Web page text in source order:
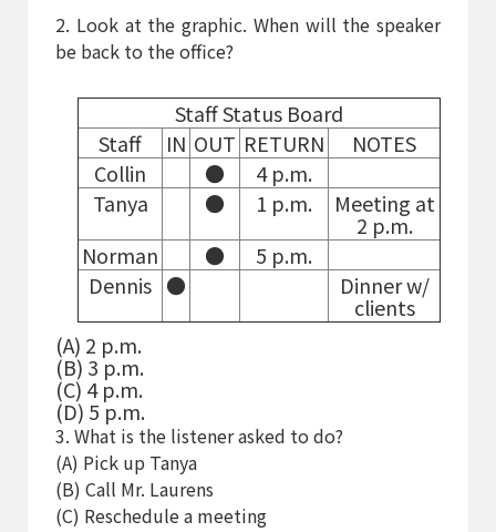
2. Look at the graphic. When will the speaker
be back to the office?
Staff Status Board
Staff
IN OUT RETURN
NOTES
Collin
●
4 p.m.
Tanya
● 1 p.m. Meeting at
2 p.m.
Norman
●
5 p.m.
Dennis ● Dinner w/
clients
(A) 2 p.m.
(B) 3 p.m.
(C) 4 p.m.
(D) 5 p.m.
3. What is the listener asked to do?
(A) Pick up Tanya
(B) Call Mr. Laurens
(C) Reschedule a meeting